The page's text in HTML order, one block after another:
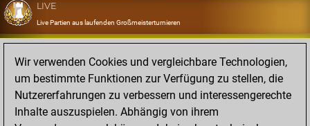
LIVE
Live Partien aus laufenden Großmeisterturnieren
OPENINGS
Erfassen und Üben Sie Ihr Eröffnungsrepertoire
DATABASE
Acht Millionen starke Partien
Wir verwenden Cookies und vergleichbare Technologien,
um bestimmte Funktionen zur Verfügung zu stellen, die
Nutzererfahrungen zu verbessern und interessengerechte
Inhalte auszuspielen. Abhängig von ihrem